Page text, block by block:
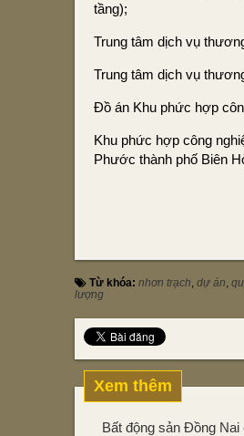
tầng);
Trung tâm dịch vụ
Trung tâm dịch vụ
Đồ án Khu phức hợp
Khu phức hợp công
Phước thành phố Biên
Từ khóa: nhơn trạch, dự án,
lượng
Xem thêm
Bất động sản Đồng